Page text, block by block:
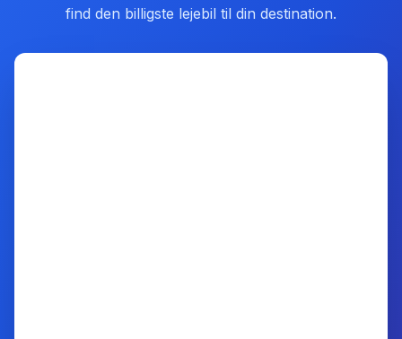
find den billigste lejebil til din destination.